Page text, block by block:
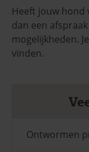
Heeft jouw hond
dan een
mogelijkheden.
vinden.
Ontwormen